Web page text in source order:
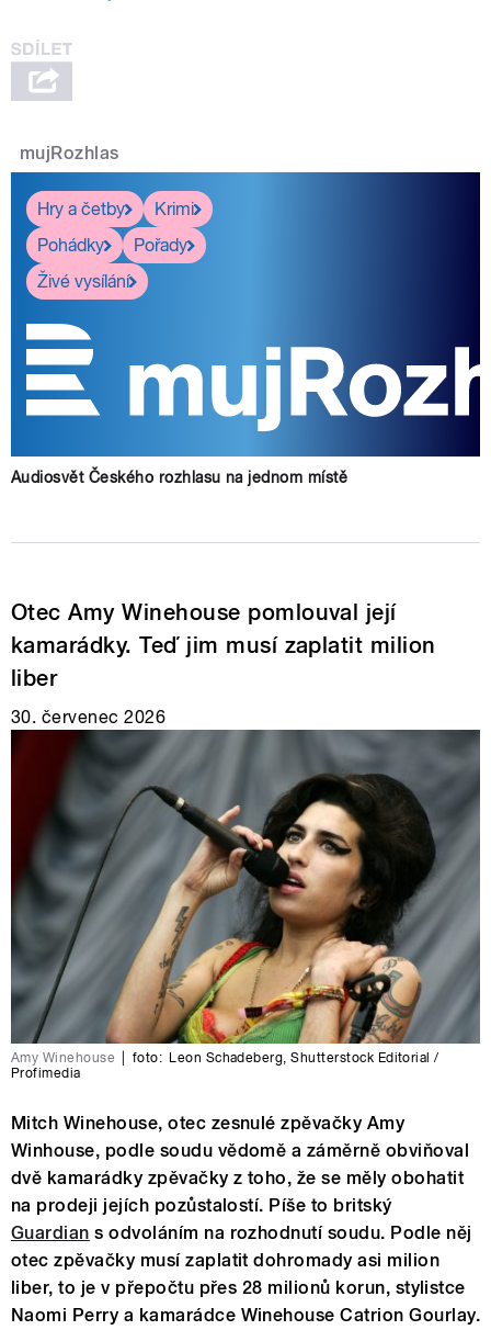
mujRozhlas
Hry a četby
Krimi
Pohádky
Pořady
Živé vysílání
Audiosvět Českého rozhlasu na jednom místě
Otec Amy Winehouse pomlouval její
kamarádky. Teď jim musí zaplatit milion
liber
30. červenec 2026
Amy Winehouse foto: Leon Schadeberg ,Shutterstock Editorial /
Profimedia
Mitch Winehouse, otec zesnulé zpěvačky Amy
Winhouse, podle soudu vědomě a záměrně obviňoval
dvě kamarádky zpěvačky z toho, že se měly obohatit
na prodeji jejích pozůstalostí. Píše to britský
Guardian s odvoláním na rozhodnutí soudu. Podle něj
otec zpěvačky musí zaplatit dohromady asi milion
liber, to je v přepočtu přes 28 milionů korun, stylistce
Naomi Perry a kamarádce Winehouse Catrion Gourlay.